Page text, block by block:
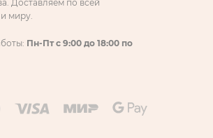
Доставляем по всей
миру.
Пн-Пт с 9:00 до 18:00 по